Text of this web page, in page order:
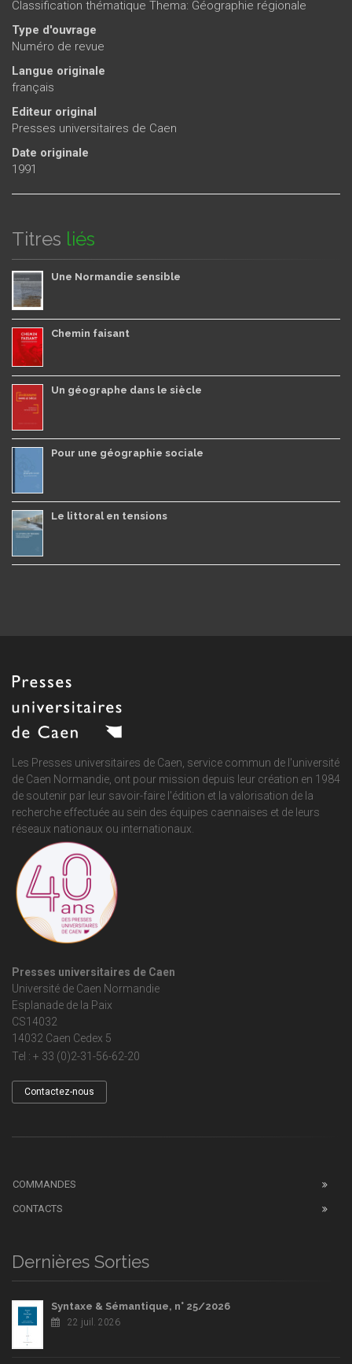
Classification thématique Thema: Géographie régionale
Type d'ouvrage
Numéro de revue
Langue originale
français
Editeur original
Presses universitaires de Caen
Date originale
1991
Titres liés
Une Normandie sensible
Chemin faisant
Un géographe dans le siècle
Pour une géographie sociale
Le littoral en tensions
Les Presses universitaires de Caen, service commun de l'université
de Caen Normandie , ont pour mission depuis leur création en 1984
de soutenir par leur savoir-faire l'édition et la valorisation de la
recherche effectuée au sein des équipes caennaises et de leurs
réseaux nationaux ou internationaux.
Presses universitaires de Caen
Université de Caen Normandie
Esplanade de la Paix
CS14032
14032 Caen Cedex 5
Tel : + 33 (0)2-31-56-62-20
Contactez-nous
COMMANDES
CONTACTS
Dernières Sorties
Syntaxe & Sémantique, n° 25/2026
22 juil. 2026